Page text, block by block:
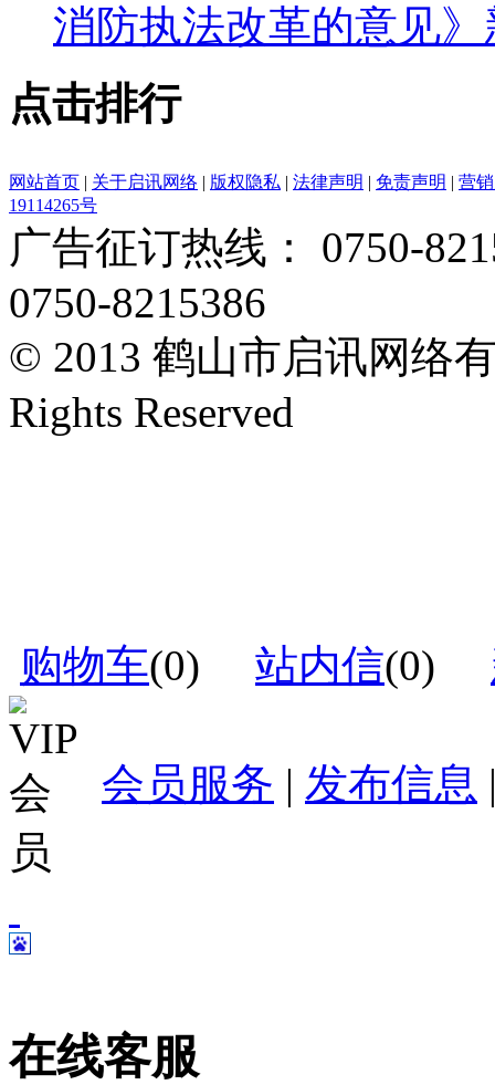
消防执法改革的意见
点击排行
网站首页 | 关于启讯网络 | 版权隐私 | 法律声明 | 免责声明 | 营
19114265号
广告征订热线： 0750-
0750-8215386
© 2013 鹤山市启讯网络
Rights Reserved
购物车(0) 站内信(0)
会员服务 | 发布信息
在线客服